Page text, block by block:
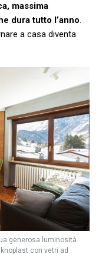
massima
dura tutto l’anno.
a casa diventa
generosa luminosità
con vetri ad